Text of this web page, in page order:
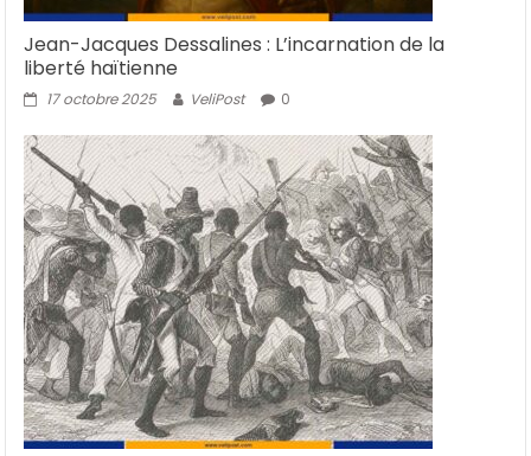
Jean-Jacques Dessalines : L’incarnation de la
liberté haïtienne
17 octobre 2025 VeliPost 0